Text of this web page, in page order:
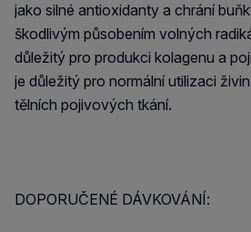
jako silné antioxidanty a chrání
škodlivým působením volných
důležitý pro produkci kolagenu a
je důležitý pro normální utilizaci
tělních pojivových tkání.
DOPORUČENÉ DÁVKOVÁNÍ: